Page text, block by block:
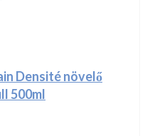
Densité növelő
500ml